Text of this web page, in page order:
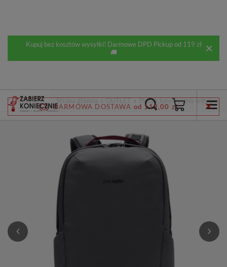
Kupuj bez kosztów wysyłki! Darmowe DPD Pickup od 119 zł
🚚
DARMOWA DOSTAWA od 119,00 zł
Wstecz Strona główna OUTLET Plecak turystyczny